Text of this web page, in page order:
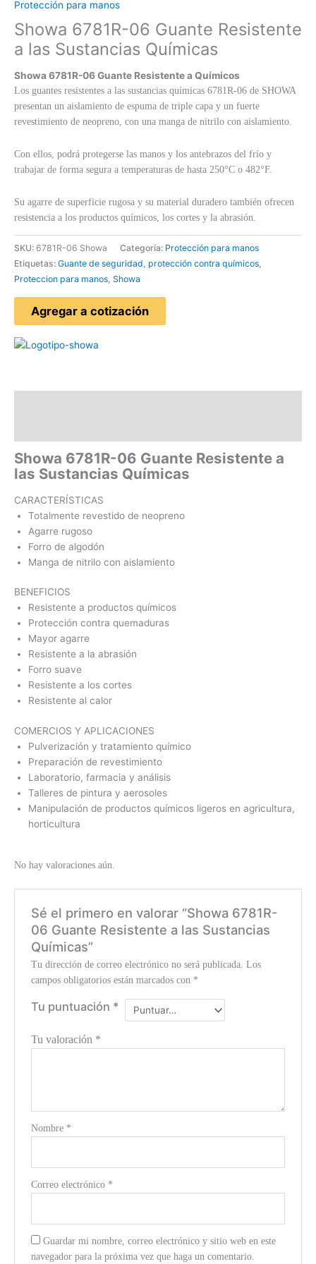
Protección para manos
Showa 6781R-06 Guante Resistente
a las Sustancias Químicas
Showa 6781R-06 Guante Resistente a Químicos
Los guantes resistentes a las sustancias químicas 6781R-06 de SHOWA
presentan un aislamiento de espuma de triple capa y un fuerte
revestimiento de neopreno, con una manga de nitrilo con aislamiento.
Con ellos, podrá protegerse las manos y los antebrazos del frío y
trabajar de forma segura a temperaturas de hasta 250°C o 482°F.
Su agarre de superficie rugosa y su material duradero también ofrecen
resistencia a los productos químicos, los cortes y la abrasión.
SKU: 6781R-06 Showa Categoría: Protección para manos
Etiquetas: Guante de seguridad protección contra químicos
Proteccion para manos Showa
Agregar a cotización
Showa 6781R-06 Guante Resistente a
las Sustancias Químicas
CARACTERÍSTICAS
Totalmente revestido de neopreno
Agarre rugoso
Forro de algodón
Manga de nitrilo con aislamiento
BENEFICIOS
Resistente a productos químicos
Protección contra quemaduras
Mayor agarre
Resistente a la abrasión
Forro suave
Resistente a los cortes
Resistente al calor
COMERCIOS Y APLICACIONES
Pulverización y tratamiento químico
Preparación de revestimiento
Laboratorio, farmacia y análisis
Talleres de pintura y aerosoles
Manipulación de productos químicos ligeros en agricultura,
horticultura
No hay valoraciones aún.
Sé el primero en valorar “Showa 6781R-
06 Guante Resistente a las Sustancias
Químicas”
Tu dirección de correo electrónico no será publicada. Los
campos obligatorios están marcados con *
Tu puntuación *
Tu valoración *
Nombre *
Correo electrónico *
Guardar mi nombre, correo electrónico y sitio web en este
navegador para la próxima vez que haga un comentario.